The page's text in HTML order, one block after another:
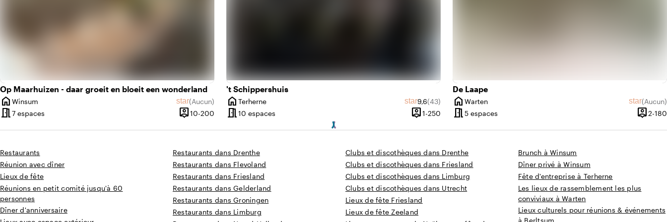
Op Maarhuizen - daar groeit en bloeit een wonderland
home
Ville
Winsum star(Aucun)
Aucun avis
meeting_room7 espaces person_pin
Capacité
10-200 De 10 à 200 personnes
't Schippershuis
home
Ville
Terherne starNote moyenne de 9,6 sur 10
9,6Nombre d'avis : 43
(43)
meeting_room10 espaces person_pin
Capacité
1-250 De 1 à 250 personnes
De Laape
home
Ville
Warten star(Aucun)
Aucun
meeting_room5 espaces person_pin2-180
Restaurants
Réunion avec dîner
Lieux de fête
Réunions en petit comité jusqu'à 60
personnes
Dîner d'anniversaire
Restaurants dans Drenthe
Restaurants dans Flevoland
Restaurants dans Friesland
Restaurants dans Gelderland
Restaurants dans Groningen
Restaurants dans Limburg
Clubs et discothèques dans Drenthe
Clubs et discothèques dans Friesland
Clubs et discothèques dans Limburg
Clubs et discothèques dans Utrecht
Lieux de fête Friesland
Lieux de fête Zeeland
Brunch à Winsum
Dîner privé à Winsum
Fête d'entreprise à Terherne
Les lieux de rassemblement les plus
conviviaux à Warten
Lieux culturels pour réunions & événements
à Berltsum